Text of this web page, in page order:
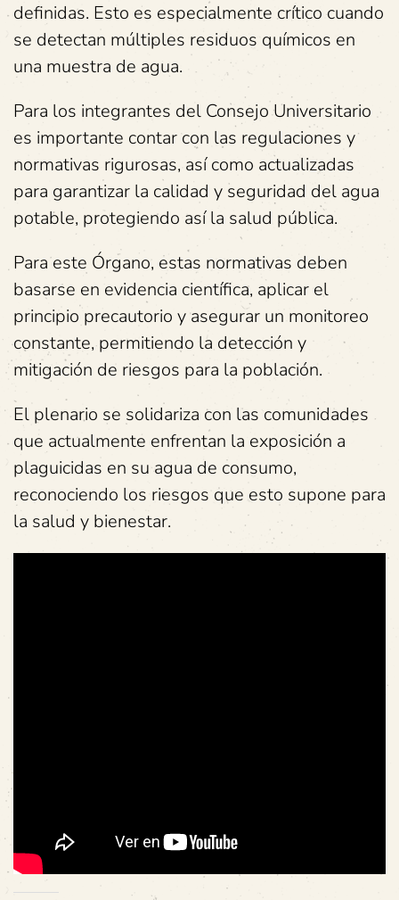
definidas. Esto es especialmente crítico cuando
se detectan múltiples residuos químicos en
una muestra de agua.
Para los integrantes del Consejo Universitario
es importante contar con las regulaciones y
normativas rigurosas, así como actualizadas
para garantizar la calidad y seguridad del agua
potable, protegiendo así la salud pública.
Para este Órgano, estas normativas deben
basarse en evidencia científica, aplicar el
principio precautorio y asegurar un monitoreo
constante, permitiendo la detección y
mitigación de riesgos para la población.
El plenario se solidariza con las comunidades
que actualmente enfrentan la exposición a
plaguicidas en su agua de consumo,
reconociendo los riesgos que esto supone para
la salud y bienestar.